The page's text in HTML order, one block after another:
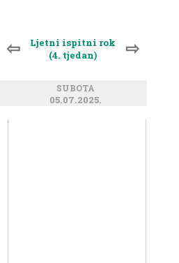
⇦
Ljetni ispitni rok
(4. tjedan)
⇨
SUBOTA
05.07.2025.